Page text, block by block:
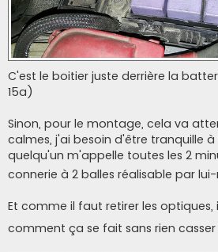
C'est le boitier juste derrière la
15a)
Sinon, pour le montage, cela va
calmes, j'ai besoin d'être tranquille
quelqu'un m'appelle toutes les 2
connerie à 2 balles réalisable par lui-
Et comme il faut retirer les optiques,
comment ça se fait sans rien casser